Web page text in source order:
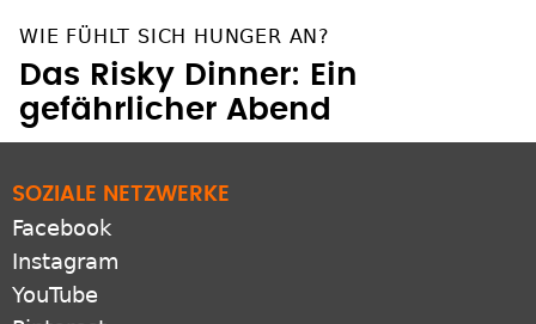
Das Risky Dinner: Ein
gefährlicher Abend
Facebook
Instagram
YouTube
Pinterest